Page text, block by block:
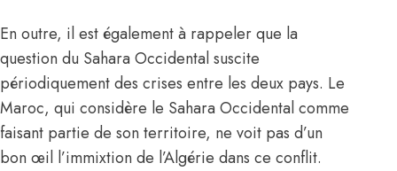
En outre, il est également à rappeler que la
question du Sahara Occidental suscite
périodiquement des crises entre les deux pays. Le
Maroc, qui considère le Sahara Occidental comme
faisant partie de son territoire, ne voit pas d’un
bon œil l’immixtion de l’Algérie dans ce conflit.